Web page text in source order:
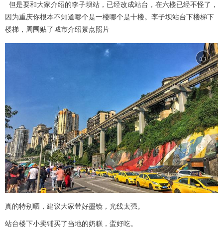
但是要和大家介绍的李子坝站，已经改成站台，在六楼已经不怪了，
因为重庆你根本不知道哪个是一楼哪个是十楼。李子坝站台下楼梯下
楼梯，周围贴了城市介绍景点照片
真的特别晒，建议大家带好墨镜，光线太强。
站台楼下小卖铺买了当地的奶糕，蛮好吃。